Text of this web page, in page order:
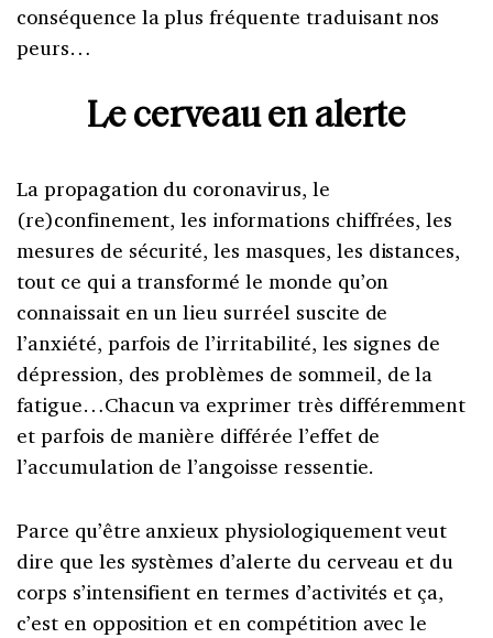
conséquence la plus fréquente traduisant nos
peurs…
Le cerveau en alerte
La propagation du coronavirus, le
(re)confinement, les informations chiffrées, les
mesures de sécurité, les masques, les distances,
tout ce qui a transformé le monde qu’on
connaissait en un lieu surréel suscite de
l’anxiété, parfois de l’irritabilité, les signes de
dépression, des problèmes de sommeil, de la
fatigue…Chacun va exprimer très différemment
et parfois de manière différée l’effet de
l’accumulation de l’angoisse ressentie.
Parce qu’être anxieux physiologiquement veut
dire que les systèmes d’alerte du cerveau et du
corps s’intensifient en termes d’activités et ça,
c’est en opposition et en compétition avec le